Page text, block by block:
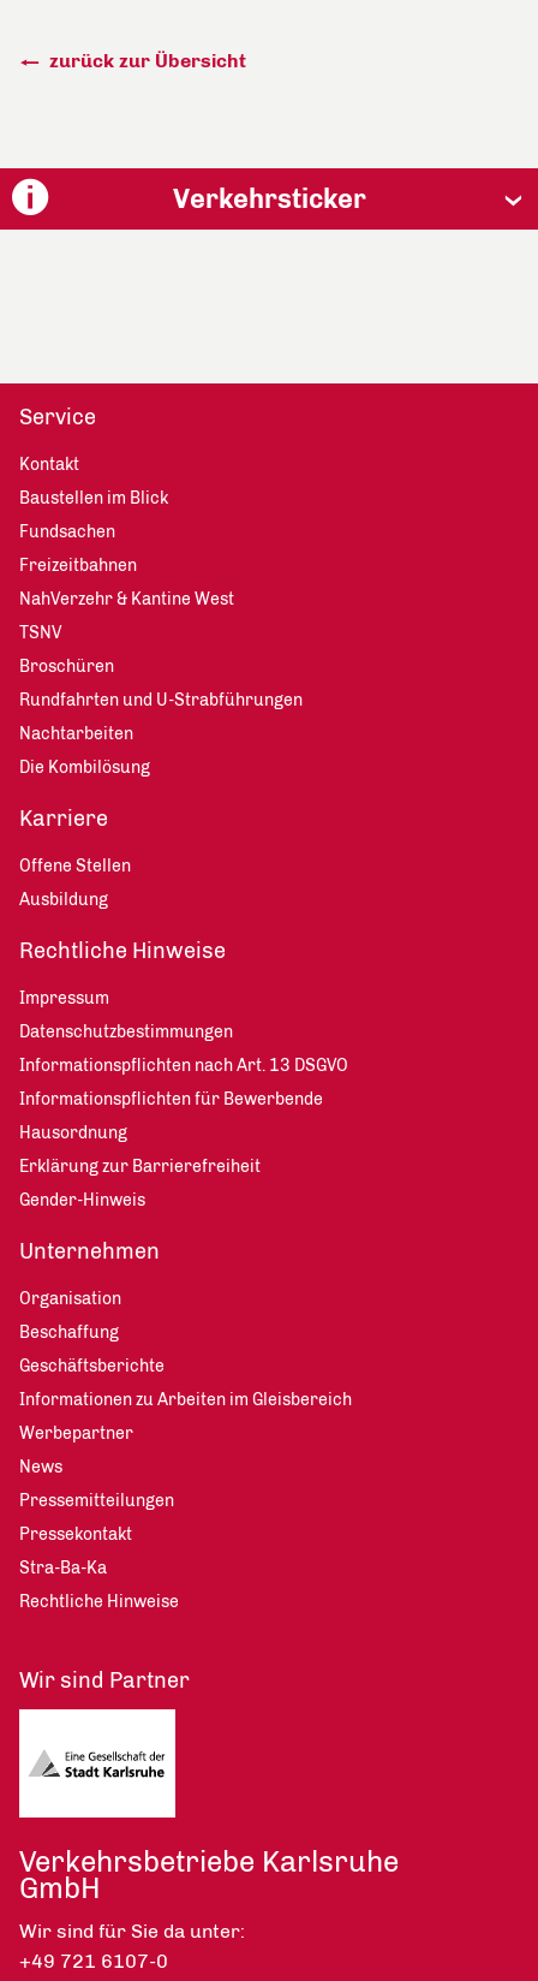
zurück zur Übersicht
Verkehrsticker
Service
Kontakt
Baustellen im Blick
Fundsachen
Freizeitbahnen
NahVerzehr & Kantine West
TSNV
Broschüren
Rundfahrten und U-Strabführungen
Nachtarbeiten
Die Kombilösung
Karriere
Offene Stellen
Ausbildung
Rechtliche Hinweise
Impressum
Datenschutzbestimmungen
Informationspflichten nach Art. 13 DSGVO
Informationspflichten für Bewerbende
Hausordnung
Erklärung zur Barrierefreiheit
Gender-Hinweis
Unternehmen
Organisation
Beschaffung
Geschäftsberichte
Informationen zu Arbeiten im Gleisbereich
Werbepartner
News
Pressemitteilungen
Pressekontakt
Stra-Ba-Ka
Rechtliche Hinweise
Wir sind Partner
Verkehrsbetriebe Karlsruhe
GmbH
Wir sind für Sie da unter:
+49 721 6107-0